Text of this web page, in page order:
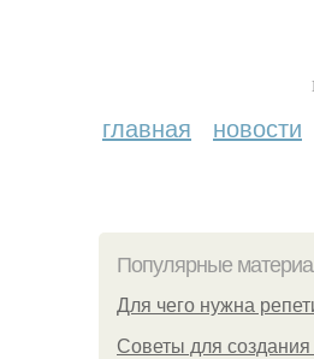
главная новости
Популярные
Для чего нужна
Советы для создания